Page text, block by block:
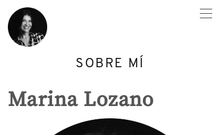
SOBRE MÍ
Marina Lozano